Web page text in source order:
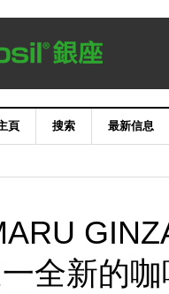
頁 搜索 最新信息
全新的